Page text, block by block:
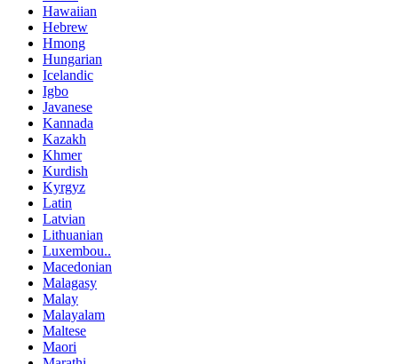
Hawaiian
Hebrew
Hmong
Hungarian
Icelandic
Igbo
Javanese
Kannada
Kazakh
Khmer
Kurdish
Kyrgyz
Latin
Latvian
Lithuanian
Luxembou..
Macedonian
Malagasy
Malay
Malayalam
Maltese
Maori